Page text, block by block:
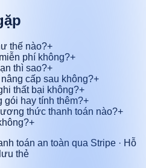
thế nào?+
phí không?+
thì sao?+
cấp sau không?+
thất bại không?+
gói hay tính thêm?+
thức thanh toán nào?+
+
toán an toàn qua Stripe · Hỗ
thẻ